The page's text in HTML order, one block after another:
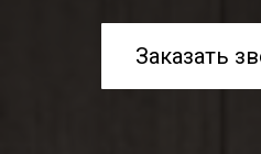
Заказать